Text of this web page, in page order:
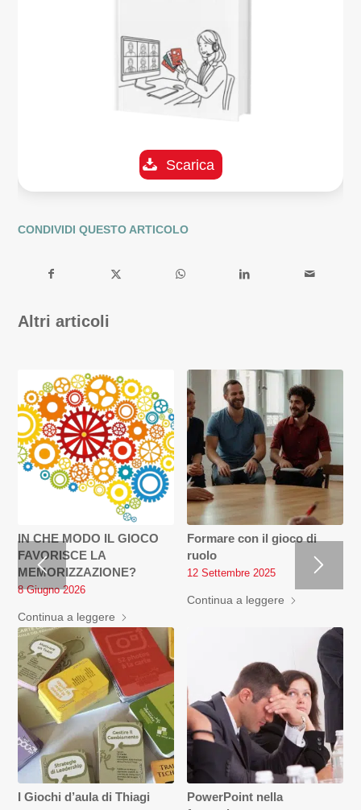
Scarica
CONDIVIDI QUESTO ARTICOLO
Altri articoli
IN CHE MODO IL GIOCO
FAVORISCE LA
MEMORIZZAZIONE?
8 Giugno 2026
Continua a leggere
Formare con il gioco di
ruolo
12 Settembre 2025
Continua a leggere
I Giochi d’aula di Thiagi
PowerPoint nella